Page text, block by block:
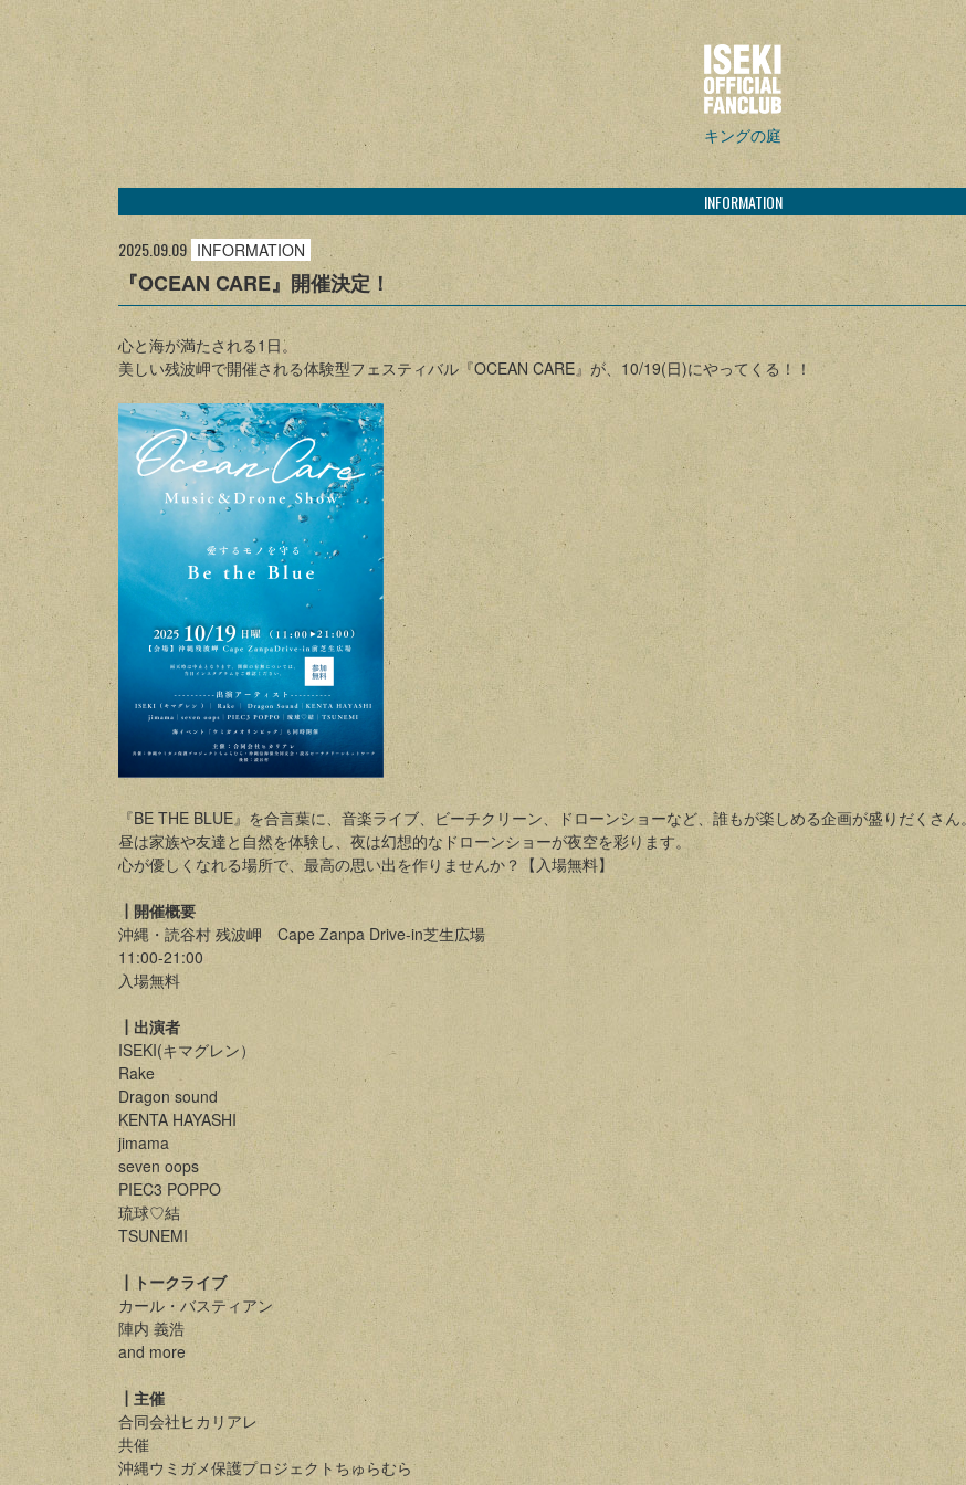
キングの庭
INFORMATION
2025.09.09 INFORMATION
『OCEAN CARE』開催決定！
心と海が満たされる1日。
美しい残波岬で開催される体験型フェスティバル『OCEAN CARE』が、10/19(日)にやってくる！！
『BE THE BLUE』を合言葉に、音楽ライブ、ビーチクリーン、ドローンショーなど、誰もが楽しめる企画が盛りだくさん。
昼は家族や友達と自然を体験し、夜は幻想的なドローンショーが夜空を彩ります。
心が優しくなれる場所で、最高の思い出を作りませんか？【入場無料】
┃開催概要
沖縄・読谷村 残波岬 Cape Zanpa Drive-in芝生広場
11:00-21:00
入場無料
┃出演者
ISEKI(キマグレン）
Rake
Dragon sound
KENTA HAYASHI
jimama
seven oops
PIEC3 POPPO
琉球♡結
TSUNEMI
┃トークライブ
カール・バスティアン
陣内 義浩
and more
┃主催
合同会社ヒカリアレ
共催
沖縄ウミガメ保護プロジェクトちゅらむら